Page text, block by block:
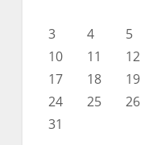
3
4 5
10
11 12
17
18 19
24
25 26
31